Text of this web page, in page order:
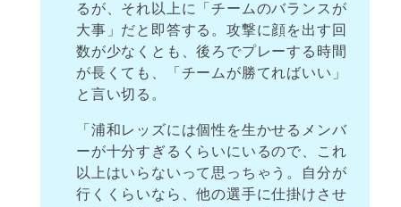
るが、それ以上に「チームのバランスが
大事」だと即答する。攻撃に顔を出す回
数が少なくとも、後ろでプレーする時間
が長くても、「チームが勝てればいい」
と言い切る。
「浦和レッズには個性を生かせるメンバ
ーが十分すぎるくらいにいるので、これ
以上はいらないって思っちゃう。自分が
行くくらいなら、他の選手に仕掛けさせ